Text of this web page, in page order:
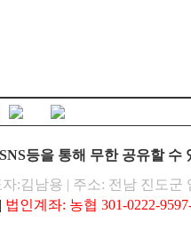
등을 통해 무한 공유할 수
:김남용 | 주소: 전남 진도군
| 법인계좌: 농협 301-0222-